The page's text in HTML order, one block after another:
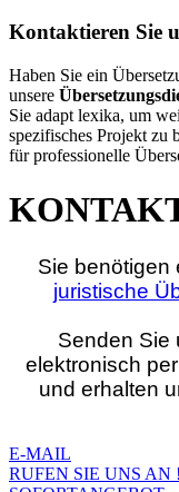
Kontaktieren Sie
Haben Sie ein
unsere
Sie adapt lexika, um
spezifisches Projekt zu
für professionelle
Sie benötigen
juristische
Senden Sie
elektronisch
und erhalten
E-MAIL
RUFEN SIE UNS AN